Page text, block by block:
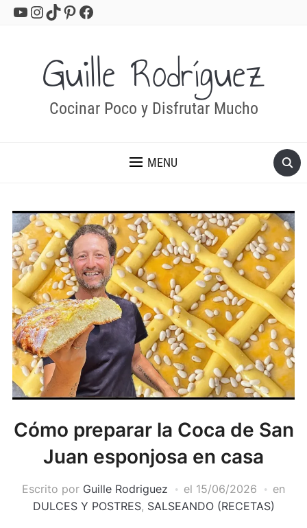
YouTube
Instagram
TikTok
Pinterest
Facebook
Guille Rodríguez
Cocinar Poco y Disfrutar Mucho
MENU
Cómo preparar la Coca de San
Juan esponjosa en casa
Escrito por Guille Rodriguez el 15/06/2026
en
DULCES Y POSTRES, SALSEANDO (RECETAS)